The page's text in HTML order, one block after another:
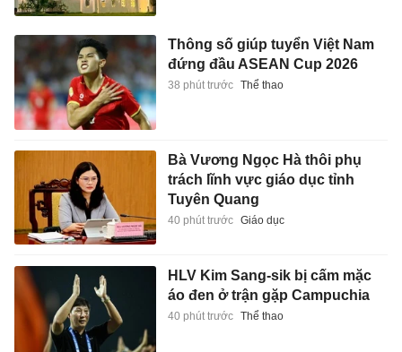
Thông số giúp tuyển Việt Nam
đứng đầu ASEAN Cup 2026
38 phút trước Thể thao
Bà Vương Ngọc Hà thôi phụ
trách lĩnh vực giáo dục tỉnh
Tuyên Quang
40 phút trước Giáo dục
HLV Kim Sang-sik bị cấm mặc
áo đen ở trận gặp Campuchia
40 phút trước Thể thao